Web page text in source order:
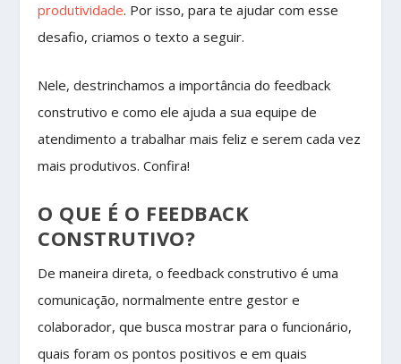
produtividade. Por isso, para te ajudar com esse
desafio, criamos o texto a seguir.
Nele, destrinchamos a importância do feedback
construtivo e como ele ajuda a sua equipe de
atendimento a trabalhar mais feliz e serem cada vez
mais produtivos. Confira!
O QUE É O FEEDBACK
CONSTRUTIVO?
De maneira direta, o feedback construtivo é uma
comunicação, normalmente entre gestor e
colaborador, que busca mostrar para o funcionário,
quais foram os pontos positivos e em quais